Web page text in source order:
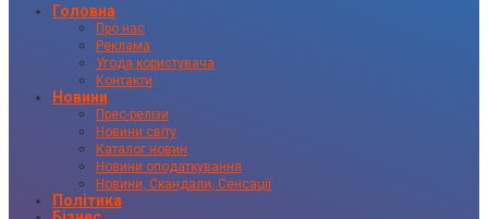
Головна
Про нас
Реклама
Угода користувача
Контакти
Новини
Прес-релізи
Новини світу
Каталог новин
Новини оподаткування
Новини, Скандали, Сенсації
Політика